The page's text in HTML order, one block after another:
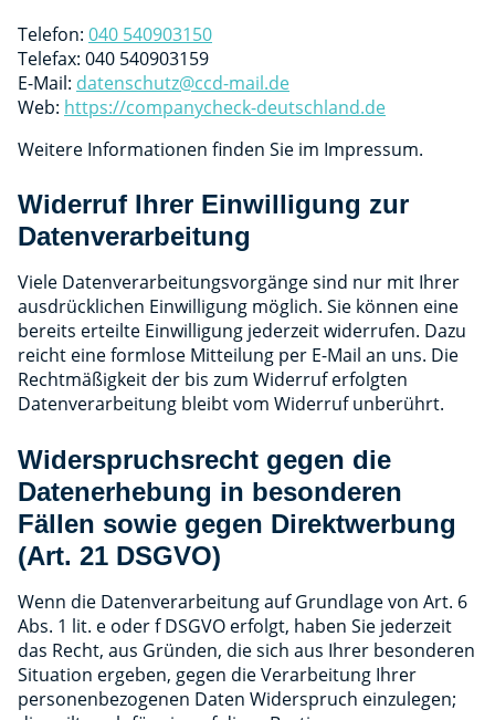
Telefon: 040 540903150
Telefax: 040 540903159
E-Mail: datenschutz@ccd-mail.de
Web: https://companycheck-deutschland.de
Weitere Informationen finden Sie im Impressum.
Widerruf Ihrer Einwilligung zur
Datenverarbeitung
Viele Datenverarbeitungsvorgänge sind nur mit Ihrer
ausdrücklichen Einwilligung möglich. Sie können eine
bereits erteilte Einwilligung jederzeit widerrufen. Dazu
reicht eine formlose Mitteilung per E-Mail an uns. Die
Rechtmäßigkeit der bis zum Widerruf erfolgten
Datenverarbeitung bleibt vom Widerruf unberührt.
Widerspruchsrecht gegen die
Datenerhebung in besonderen
Fällen sowie gegen Direktwerbung
(Art. 21 DSGVO)
Wenn die Datenverarbeitung auf Grundlage von Art. 6
Abs. 1 lit. e oder f DSGVO erfolgt, haben Sie jederzeit
das Recht, aus Gründen, die sich aus Ihrer besonderen
Situation ergeben, gegen die Verarbeitung Ihrer
personenbezogenen Daten Widerspruch einzulegen;